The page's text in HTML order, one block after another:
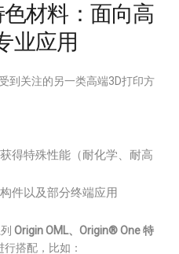
材料：面向高
业应用
到关注的另一类高端3D打印方
得特殊性能（耐化学、耐高
件以及部分终端应用
Origin OML、Origin® One 特
行搭配，比如：